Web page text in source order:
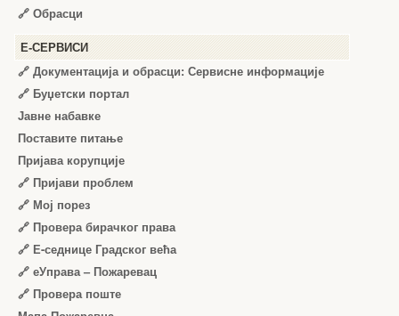
🔗 Обрасци
Е-СЕРВИСИ
🔗 Документација и обрасци: Сервисне информације
🔗 Буџетски портал
Јавне набавке
Поставите питање
Пријава корупције
🔗 Пријави проблем
🔗 Мој порез
🔗 Провера бирачког права
🔗 Е-седнице Градског већа
🔗 еУправа – Пожаревац
🔗 Провера поште